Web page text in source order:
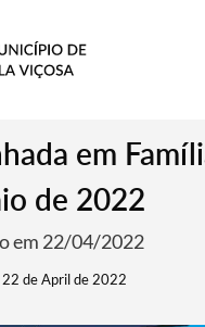
em
de 2022
em 22/04/2022
22 de April de 2022